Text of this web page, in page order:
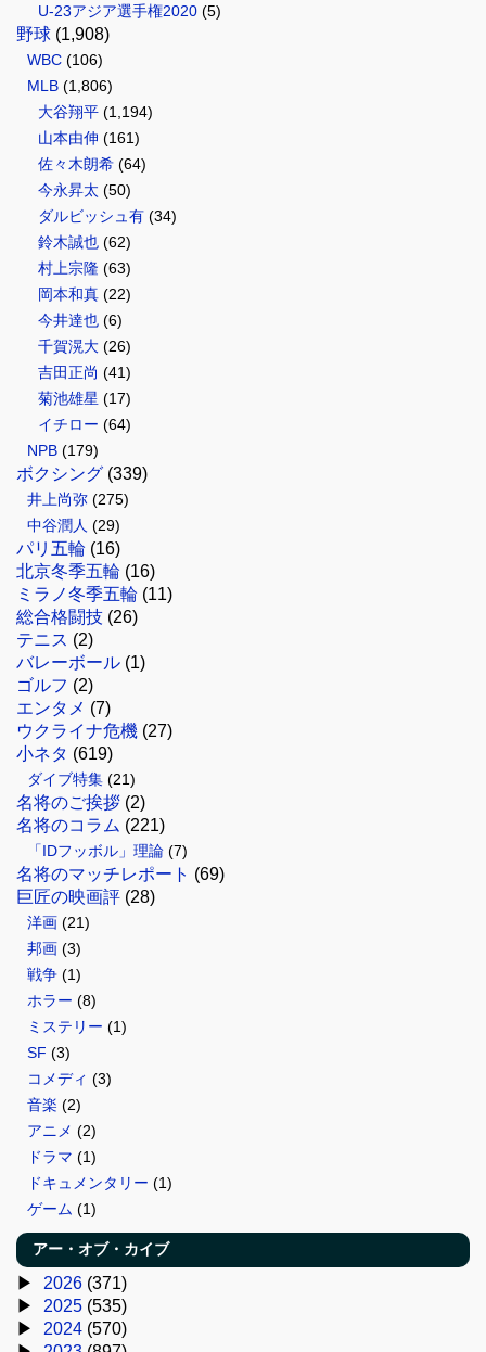
U-23アジア選手権2020 (5)
野球 (1,908)
WBC (106)
MLB (1,806)
大谷翔平 (1,194)
山本由伸 (161)
佐々木朗希 (64)
今永昇太 (50)
ダルビッシュ有 (34)
鈴木誠也 (62)
村上宗隆 (63)
岡本和真 (22)
今井達也 (6)
千賀滉大 (26)
吉田正尚 (41)
菊池雄星 (17)
イチロー (64)
NPB (179)
ボクシング (339)
井上尚弥 (275)
中谷潤人 (29)
パリ五輪 (16)
北京冬季五輪 (16)
ミラノ冬季五輪 (11)
総合格闘技 (26)
テニス (2)
バレーボール (1)
ゴルフ (2)
エンタメ (7)
ウクライナ危機 (27)
小ネタ (619)
ダイブ特集 (21)
名将のご挨拶 (2)
名将のコラム (221)
「IDフッボル」理論 (7)
名将のマッチレポート (69)
巨匠の映画評 (28)
洋画 (21)
邦画 (3)
戦争 (1)
ホラー (8)
ミステリー (1)
SF (3)
コメディ (3)
音楽 (2)
アニメ (2)
ドラマ (1)
ドキュメンタリー (1)
ゲーム (1)
アー・オブ・カイブ
2026 (371)
2025 (535)
2024 (570)